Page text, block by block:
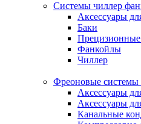
Системы чиллер
Аксессуары
Баки
Фанкойлы
Чиллер
Фреоновые системы
Аксессуары
Аксессуары
Канальные